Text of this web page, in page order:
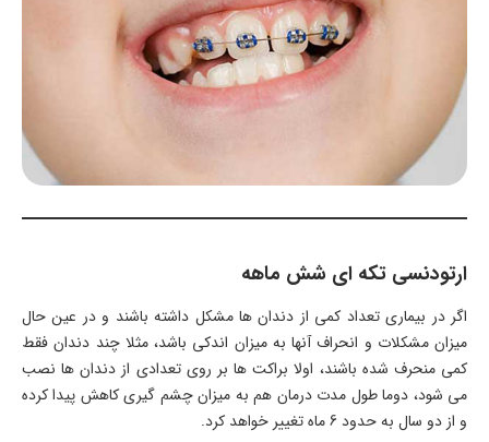
ارتودنسی تکه ای شش ماهه
اگر در بیماری تعداد کمی از دندان ها مشکل داشته باشند و در عین حال
میزان مشکلات و انحراف آنها به میزان اندکی باشد، مثلا چند دندان فقط
کمی منحرف شده باشند، اولا براکت ها بر روی تعدادی از دندان ها نصب
می شود، دوما طول مدت درمان هم به میزان چشم گیری کاهش پیدا کرده
و از دو سال به حدود 6 ماه تغییر خواهد کرد.